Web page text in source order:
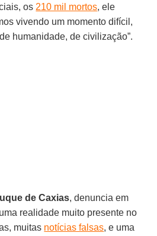
os 210 mil mortos, ele
vivendo um momento difícil,
de humanidade, de civilização”.
de Caxias, denuncia em
realidade muito presente no
muitas notícias falsas, e uma